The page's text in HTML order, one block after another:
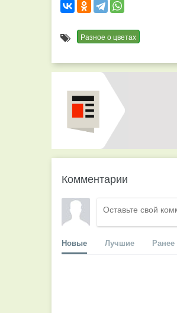
Разное о цветах
Комментарии
Новые Лучшие Ранее